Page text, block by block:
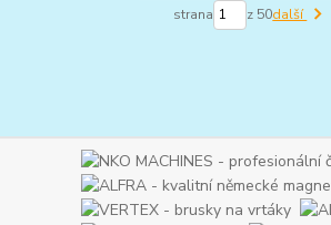
strana z 50další